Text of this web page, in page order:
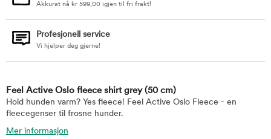
Akkurat nå kr 599,00 igjen til fri frakt!
Profesjonell service
Vi hjelper deg gjerne!
Feel Active Oslo fleece shirt grey (50 cm)
Hold hunden varm? Yes fleece! Feel Active Oslo Fleece - en
fleecegenser til frosne hunder.
Mer informasjon